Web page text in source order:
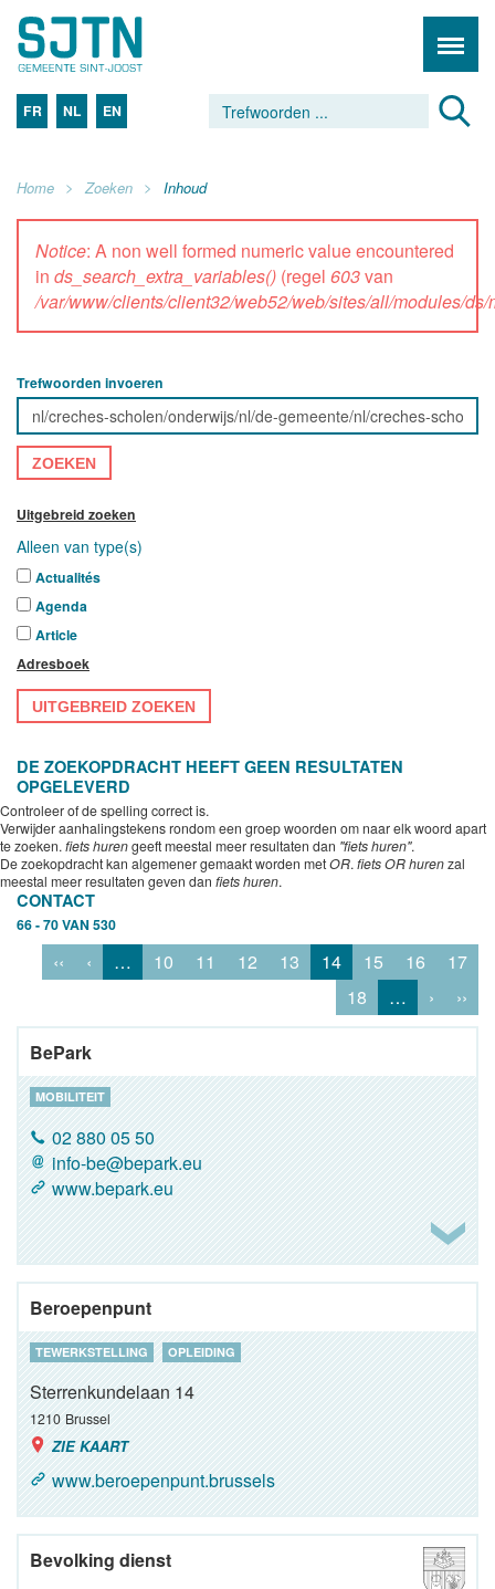
FR NL EN
Home Zoeken Inhoud
Notice: A non well formed numeric value encountered
in ds_search_extra_variables() (regel 603van
/var/www/clients/client32/web52/web/sites/all/modules/
Trefwoorden invoeren
ZOEKEN
Uitgebreid zoeken
Alleen van type(s)
Actualités
Agenda
Article
Adresboek
UITGEBREID ZOEKEN
DE ZOEKOPDRACHT HEEFT GEEN RESULTATEN
OPGELEVERD
Controleer of de spelling correct is.
Verwijder aanhalingstekens rondom een groep woorden om naar elk woord apart
te zoeken. fiets hurengeeft meestal meer resultaten dan "fiets huren".
De zoekopdracht kan algemener gemaakt worden metOR. fiets OR hurenzal
meestal meer resultaten geven dan fiets huren.
CONTACT
66 - 70 VAN 530
‹‹ ‹ … 10 11 12 13 14 15 16
17
18
… › ››
BePark
MOBILITEIT
02 880 05 50
info-be@bepark.eu
www.bepark.eu
Beroepenpunt
TEWERKSTELLING OPLEIDING
Sterrenkundelaan 14
1210 Brussel
ZIE KAART
www.beroepenpunt.brussels
Bevolking dienst